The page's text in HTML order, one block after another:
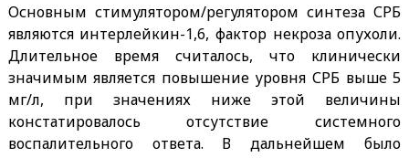
Основным стимулятором/регулятором синтеза СРБ
являются интерлейкин-1,6, фактор некроза опухоли.
Длительное время считалось, что клинически
значимым является повышение уровня СРБ выше 5
мг/л, при значениях ниже этой величины
констатировалось отсутствие системного
воспалительного ответа. В дальнейшем было